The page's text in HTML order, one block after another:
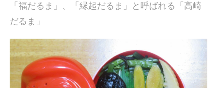
「福だるま」、「縁起だるま」と呼ばれる「高崎
だるま」